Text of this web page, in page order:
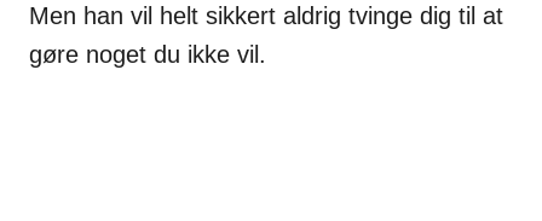
Men han vil helt sikkert aldrig tvinge dig til at
gøre noget du ikke vil.